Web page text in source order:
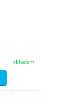
skladem